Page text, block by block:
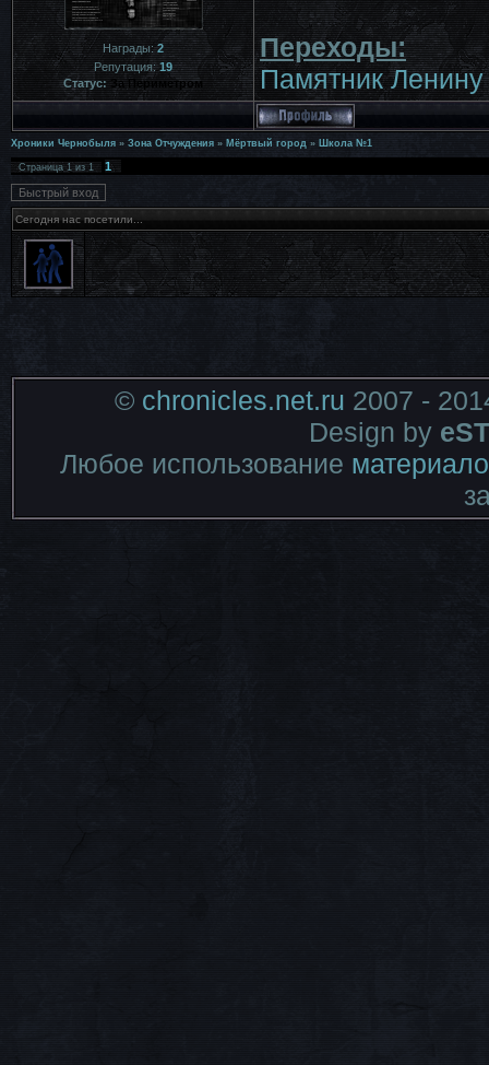
Награды:2
Репутация:19
Статус: За Периметром
Переходы:
Памятник Ленину
Хроники Чернобыля » Зона Отчуждения » Мёртвый город » Школа №1
Страница1из1 1
Сегодня нас посетили...
© chronicles.net.ru 2007 -
Design by
Любое использование